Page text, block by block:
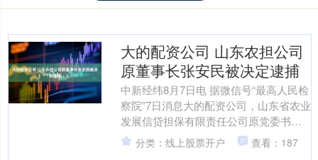
大的配资公司 山东农担公司
原董事长张安民被决定逮捕
中新经纬8月7日电 据微信号“最高人民检
察院”7日消息大的配资公司，山东省农业
发展信贷担保有限责任公司原党委书
记、董事长张安民涉嫌受贿一案，由山
东省监察委员会调....
分类：线上股票开户 查看：187